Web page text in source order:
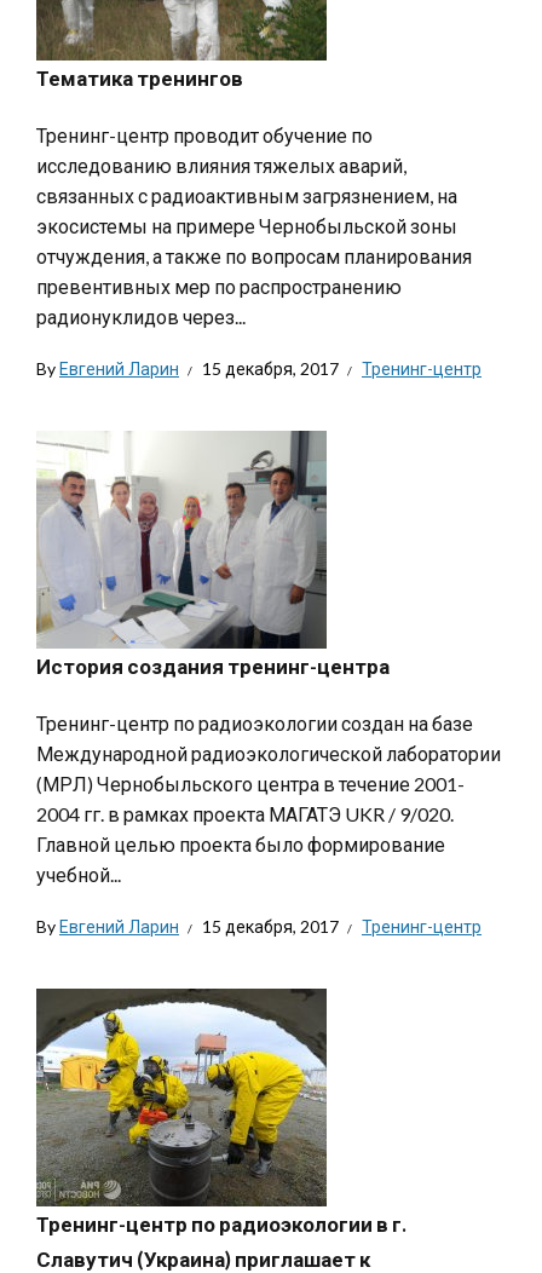
Тематика тренингов
Тренинг-центр проводит обучение по
исследованию влияния тяжелых аварий,
связанных с радиоактивным загрязнением, на
экосистемы на примере Чернобыльской зоны
отчуждения, а также по вопросам планирования
превентивных мер по распространению
радионуклидов через...
ByЕвгений Ларин 15 декабря, 2017 Тренинг-центр
История создания тренинг-центра
Тренинг-центр по радиоэкологии создан на базе
Международной радиоэкологической лаборатории
(МРЛ) Чернобыльского центра в течение 2001-
2004 гг. в рамках проекта МАГАТЭ UKR / 9/020.
Главной целью проекта было формирование
учебной...
ByЕвгений Ларин 15 декабря, 2017 Тренинг-центр
Тренинг-центр по радиоэкологии в г.
Славутич (Украина) приглашает к